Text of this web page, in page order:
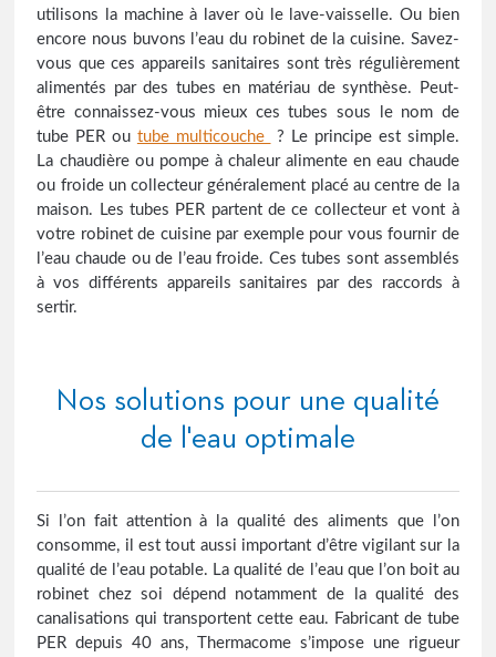
utilisons la machine à laver où le lave-vaisselle. Ou bien
encore nous buvons l’eau du robinet de la cuisine. Savez-
vous que ces appareils sanitaires sont très régulièrement
alimentés par des tubes en matériau de synthèse. Peut-
être connaissez-vous mieux ces tubes sous le nom de
tube PER ou tube multicouche
? Le principe est simple.
La chaudière ou pompe à chaleur alimente en eau chaude
ou froide un collecteur généralement placé au centre de la
maison. Les tubes PER partent de ce collecteur et vont à
votre robinet de cuisine par exemple pour vous fournir de
l’eau chaude ou de l’eau froide. Ces tubes sont assemblés
à vos différents appareils sanitaires par des raccords à
sertir.
Nos solutions pour une qualité
de l'eau optimale
Si l’on fait attention à la qualité des aliments que l’on
consomme, il est tout aussi important d’être vigilant sur la
qualité de l’eau potable. La qualité de l’eau que l’on boit au
robinet chez soi dépend notamment de la qualité des
canalisations qui transportent cette eau. Fabricant de tube
PER depuis 40 ans, Thermacome s’impose une rigueur